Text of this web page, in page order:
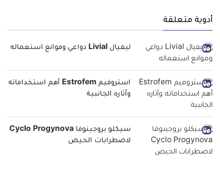
أدوية متعلقة
ليفيال Livial دواعي وموانع استعماله
استروفيم Estrofem أهم استخداماته
وآثاره الجانبية
سيكلو بروجينوفا Cyclo Progynova
لاضطرابات الحيض